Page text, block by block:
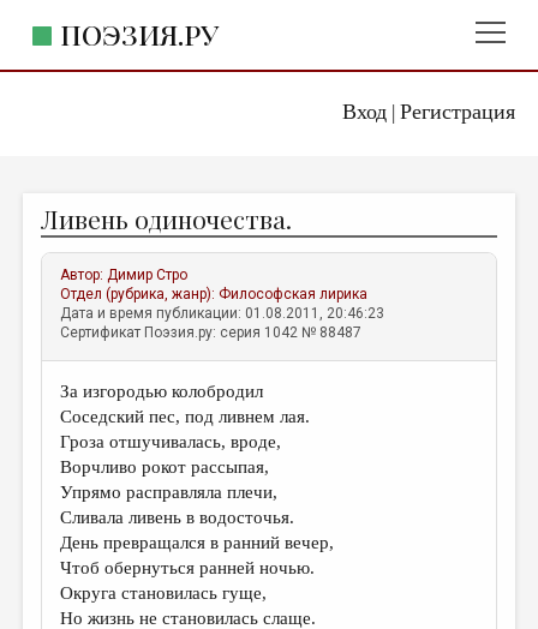
Вход| Регистрация
ПОЭЗИЯ.РУ
ЖАНРЫ
АВТОРЫ
КОММЕНТАРИИ
ЛИТСАЛОН
НОВОСТИ
ПРАВИЛА САЙТА
ОТДЕЛЫ И РУБРИКИ
ИЗБРАННОЕ
ДАЙДЖЕСТ
ПРОИЗВЕДЕНИЯ
Ливень одиночества.
Автор:Димир Стро
Отдел (рубрика, жанр):Философская лирика
Дата и время публикации: 01.08.2011, 20:46:23
Сертификат Поэзия.ру: серия 1042 № 88487
За изгородью колобродил
Соседский пес, под ливнем лая.
Гроза отшучивалась, вроде,
Ворчливо рокот рассыпая,
Упрямо расправляла плечи,
Сливала ливень в водосточья.
День превращался в ранний вечер,
Чтоб обернуться ранней ночью.
Округа становилась гуще,
Но жизнь не становилась слаще.